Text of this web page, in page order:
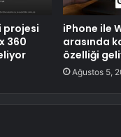
projesi
360
iPhone ile
arasında
özelliği
Ağustos 5,